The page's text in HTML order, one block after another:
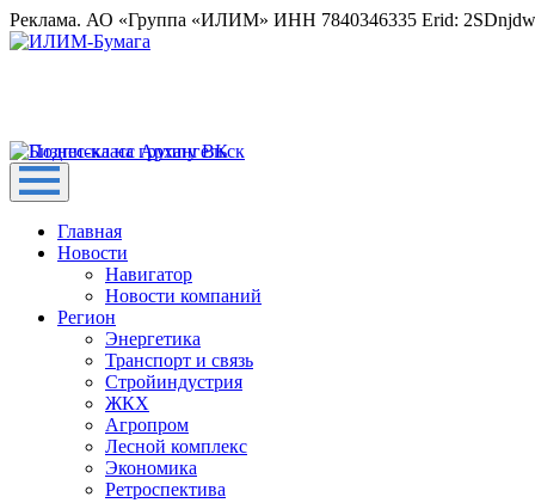
Реклама. АО «Группа «ИЛИМ» ИНН 7840346335 Erid:
Главная
Новости
Навигатор
Новости компаний
Регион
Энергетика
Транспорт и связь
Стройиндустрия
ЖКХ
Агропром
Лесной комплекс
Экономика
Ретроспектива